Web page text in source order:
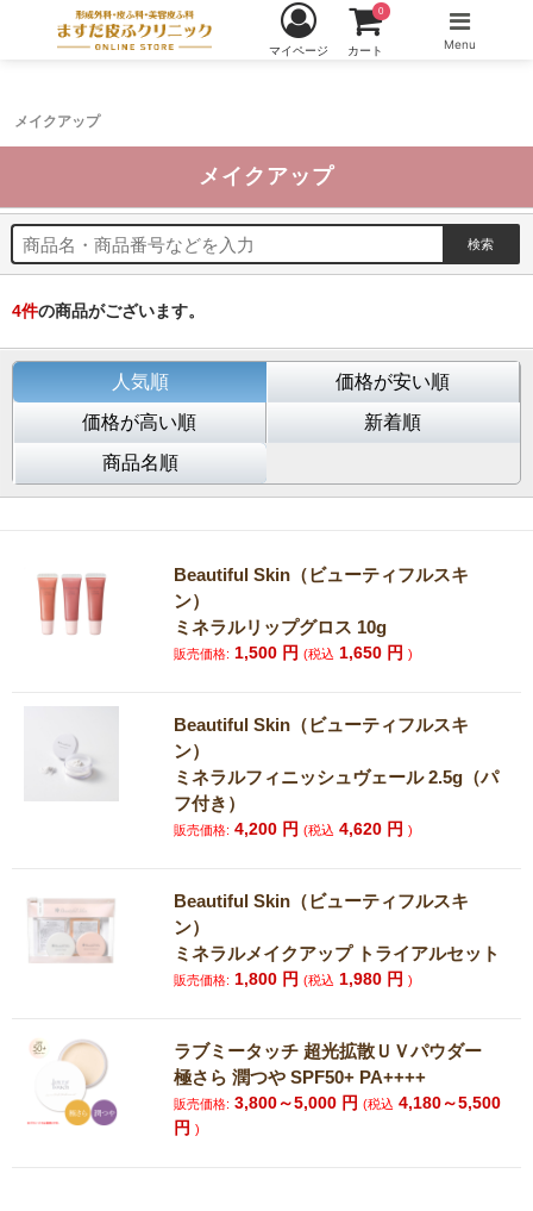
メイクアップ
マイページ カート
0
Menu
メイクアップ
4件の商品がございます。
人気順
価格が安い順
価格が高い順
新着順
商品名順
Beautiful Skin（ビューティフルスキ
ン）
ミネラルリップグロス 10g
販売価格: 1,500 円(税込 1,650 円)
Beautiful Skin（ビューティフルスキ
ン）
ミネラルフィニッシュヴェール 2.5g（パ
フ付き）
販売価格: 4,200 円(税込 4,620 円)
Beautiful Skin（ビューティフルスキ
ン）
ミネラルメイクアップ トライアルセット
販売価格: 1,800 円(税込 1,980 円)
ラブミータッチ 超光拡散ＵＶパウダー
極さら 潤つや SPF50+ PA++++
販売価格: 3,800～5,000 円(税込 4,180～5,500
円)